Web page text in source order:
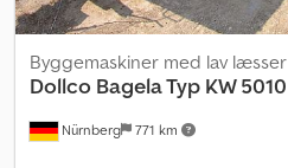
Nürnberg 771 km
Byggemaskiner med lav læsser
Dollco Bagela Typ KW 5010